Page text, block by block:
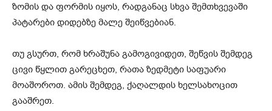
ზომის და ფორმის იყოს, რადგანაც სხვა შემთხვევაში
პატარები დიდებზე მალე შეიწვებიან.
თუ გსურთ, რომ ხრაშუნა გამოგივიდეთ, შეწვის შემდეგ
ცივი წყლით გარეცხეთ, რათა ზედმეტი საფუარი
მოაშოროთ. ამის შემდეგ, ქაღალდის ხელსახოცით
გააშრეთ.